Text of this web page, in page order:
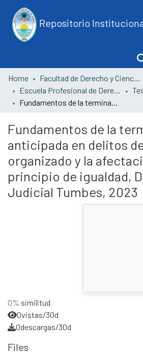
Repositorio
Home
Facultad de Derecho y Ciencias Políticas
Escuela Profesional de Derecho
Fundamentos de la terminación anticipada en delitos de crimen organizado y la afectación al principio de igualdad, Distrito Judicial Tumbes, 2023
Fundamentos de la
anticipada en delitos
organizado y la
principio de igualdad,
Judicial Tumbes, 2023
0% similitud
0vistas/30d
0descargas/30d
Files